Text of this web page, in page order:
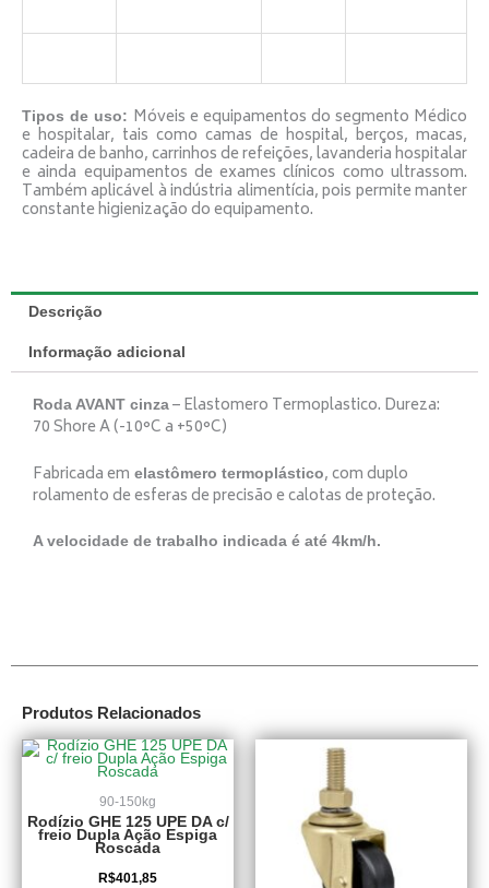
Tipos de uso: Móveis e equipamentos do segmento Médico
e hospitalar, tais como camas de hospital, berços, macas,
cadeira de banho, carrinhos de refeições, lavanderia hospitalar
e ainda equipamentos de exames clínicos como ultrassom.
Também aplicável à indústria alimentícia, pois permite manter
constante higienização do equipamento.
Descrição
Informação adicional
Roda AVANT cinza – Elastomero Termoplastico. Dureza:
70 Shore A (-10°C a +50°C)
Fabricada em elastômero termoplástico, com duplo
rolamento de esferas de precisão e calotas de proteção.
A velocidade de trabalho indicada é até 4km/h.
Produtos Relacionados
90-150kg
Rodízio GHE 125 UPE DA c/
freio Dupla Ação Espiga
Roscada
R$401,85